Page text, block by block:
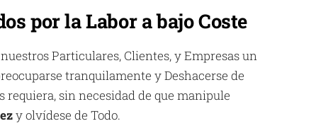
por la Labor a bajo Coste
Particulares, Clientes, y Empresas un
tranquilamente y Deshacerse de
requiera, sin necesidad de que manipule
y olvídese de Todo.